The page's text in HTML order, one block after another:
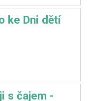
ke Dni dětí
s čajem -